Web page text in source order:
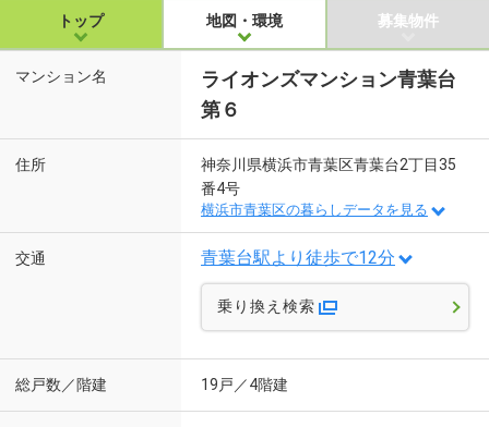
トップ 地図・環境 募集物件
マンション名
ライオンズマンション青葉台
第６
住所
神奈川県横浜市青葉区青葉台2丁目35
番4号
横浜市青葉区の暮らしデータを見る
交通 青葉台駅より徒歩で12分
乗り換え検索
総戸数／階建 19戸／4階建